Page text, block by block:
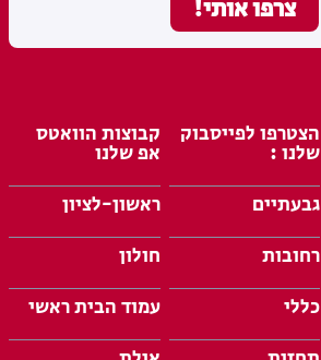
הצטרפו לפייסבוק
שלנו :
קבוצות הוואטס
אפ שלנו
גבעתיים
ראשון-לציון
רחובות
חולון
כללי
עמוד הבית ראשי